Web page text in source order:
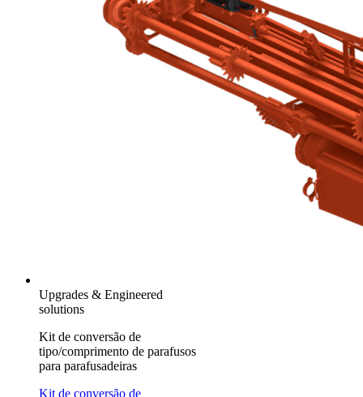
Upgrades & Engineered
solutions
Kit de conversão de
tipo/comprimento de parafusos
para parafusadeiras
Kit de conversão de